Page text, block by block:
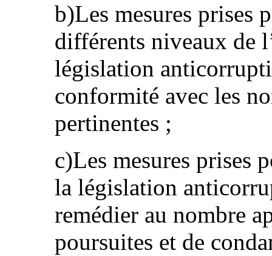
b)Les mesures prises
différents niveaux de
législation
conformité avec les
pertinentes ;
c)Les mesures prises
la législation
remédier au nombre
poursuites et de